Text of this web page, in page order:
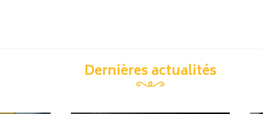
Dernières actualités